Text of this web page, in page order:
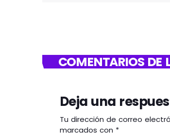
COMENTARIOS DE
Deja una
Tu dirección de correo
marcados con *